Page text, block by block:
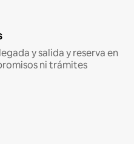
y salida y reserva en
ni trámites